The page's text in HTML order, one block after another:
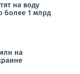
на воду
более 1 млрд
на